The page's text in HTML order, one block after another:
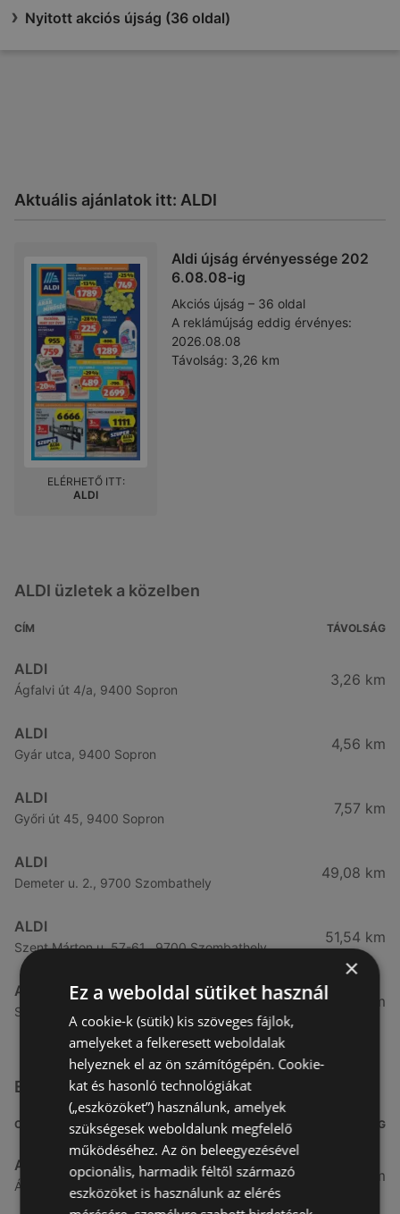
Nyitott akciós újság (36 oldal)
Aktuális ajánlatok itt: ALDI
Aldi újság érvényessége 202
6.08.08-ig
Akciós újság – 36 oldal
A reklámújság eddig érvényes:
2026.08.08
Távolság: 3,26 km
ELÉRHETŐ ITT:
ALDI
ALDI üzletek a közelben
CÍM TÁVOLSÁG
ALDI
Ágfalvi út 4/a, 9400 Sopron
3,26 km
ALDI
Gyár utca, 9400 Sopron
4,56 km
ALDI
Győri út 45, 9400 Sopron
7,57 km
ALDI
Demeter u. 2., 9700 Szombathely
49,08 km
ALDI
Szent Márton u. 57-61., 9700 Szombathely
51,54 km
ALDI
Szent Gellért u. 49., 9700 Szombathely
53,49 km
Egyéb Szupermarketek üzletek a közelben
CÍM TÁVOLSÁG
Aldi
Ágfalvi út 4/A., 9400 Sopron
3,26 km
×
Ez a weboldal sütiket használ
A cookie-k (sütik) kis szöveges fájlok,
amelyeket a felkeresett weboldalak
helyeznek el az ön számítógépén. Cookie-
kat és hasonló technológiákat
(„eszközöket”) használunk, amelyek
szükségesek weboldalunk megfelelő
működéséhez. Az ön beleegyezésével
opcionális, harmadik féltől származó
eszközöket is használunk az elérés